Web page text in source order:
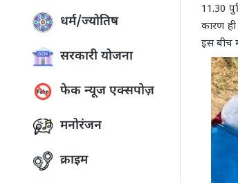
धर्म/ज्योतिष
सरकारी योजना
फेक न्यूज एक्सपोज़
मनोरंजन
क्राइम
11.30
कारण
इस बीच